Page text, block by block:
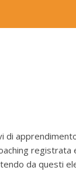
di
registrata
da questi